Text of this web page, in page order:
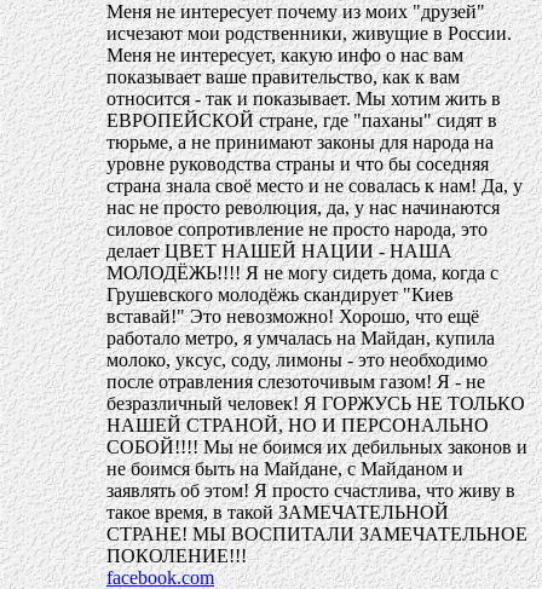
Меня не интересует почему из моих "друзей"
исчезают мои родственники, живущие в России.
Меня не интересует, какую инфо о нас вам
показывает ваше правительство, как к вам
относится - так и показывает. Мы хотим жить в
ЕВРОПЕЙСКОЙ стране, где "паханы" сидят в
тюрьме, а не принимают законы для народа на
уровне руководства страны и что бы соседняя
страна знала своё место и не совалась к нам! Да, у
нас не просто революция, да, у нас начинаются
силовое сопротивление не просто народа, это
делает ЦВЕТ НАШЕЙ НАЦИИ - НАША
МОЛОДЁЖЬ!!!! Я не могу сидеть дома, когда с
Грушевского молодёжь скандирует "Киев
вставай!" Это невозможно! Хорошо, что ещё
работало метро, я умчалась на Майдан, купила
молоко, уксус, соду, лимоны - это необходимо
после отравления слезоточивым газом! Я - не
безразличный человек! Я ГОРЖУСЬ НЕ ТОЛЬКО
НАШЕЙ СТРАНОЙ, НО И ПЕРСОНАЛЬНО
СОБОЙ!!!! Мы не боимся их дебильных законов и
не боимся быть на Майдане, с Майданом и
заявлять об этом! Я просто счастлива, что живу в
такое время, в такой ЗАМЕЧАТЕЛЬНОЙ
СТРАНЕ! МЫ ВОСПИТАЛИ ЗАМЕЧАТЕЛЬНОЕ
ПОКОЛЕНИЕ!!!
facebook.com